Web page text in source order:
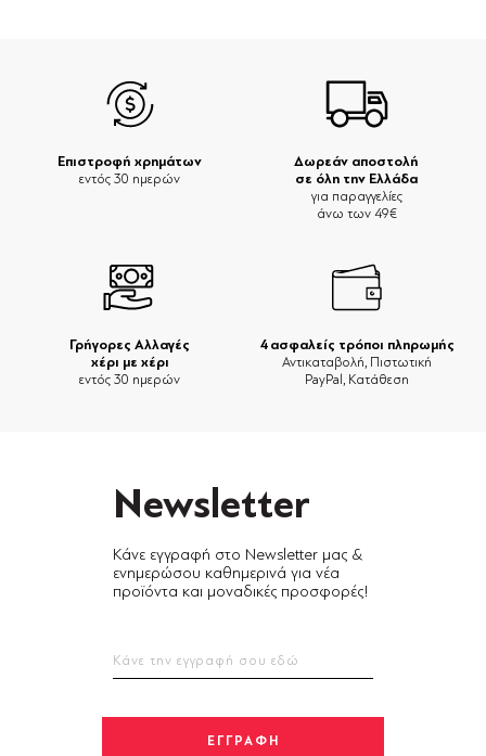
Δωρεάν αποστολή
σε όλη την Ελλάδα
για παραγγελίες
άνω των 49€
Επιστροφή χρημάτων
εντός 30 ημερών
Γρήγορες Αλλαγές
χέρι με χέρι
εντός 30 ημερών
4 ασφαλείς τρόποι πληρωμής
Αντικαταβολή, Πιστωτική
PayPal, Κατάθεση
Newsletter
Κάνε εγγραφή στο Newsletter μας &
ενημερώσου καθημερινά για νέα
προϊόντα και μοναδικές προσφορές!